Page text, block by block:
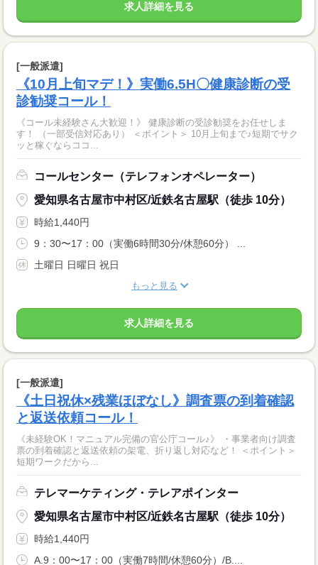
求人詳細を見る
[一般派遣]
《10月上旬マデ！》実働6.5H〇健康診断の受
診勧奨コール！
《コール未経験さん大歓迎！》 健康診断の受診勧奨をお任せしま
す！ （一部受信対応あり） ＜ポイント＞ 10月上旬まで♪短期でサク
ッと稼ぐならココ...
コールセンター（テレフォンオペレーター）
愛知県名古屋市中村区/近鉄名古屋駅（徒歩 10分）
時給1,440円
9：30〜17：00（実働6時間30分/休憩60分） ...
土曜日 日曜日 祝日
もっと見る
求人詳細を見る
[一般派遣]
《土日祝休×残業ほぼなし》調査票の到着確認
と返送依頼コール！
《未経験OK！マニュアル完備の官公庁コール♪》 ・事業者向け調査
票の到着確認と返送依頼の架電、折り返し対応など！ ＜ポイント＞
短期ワークだから...
テレマーケティング・テレアポインター
愛知県名古屋市中村区/近鉄名古屋駅（徒歩 10分）
時給1,440円
A.9：00〜17：00（実働7時間/休憩60分）/B....